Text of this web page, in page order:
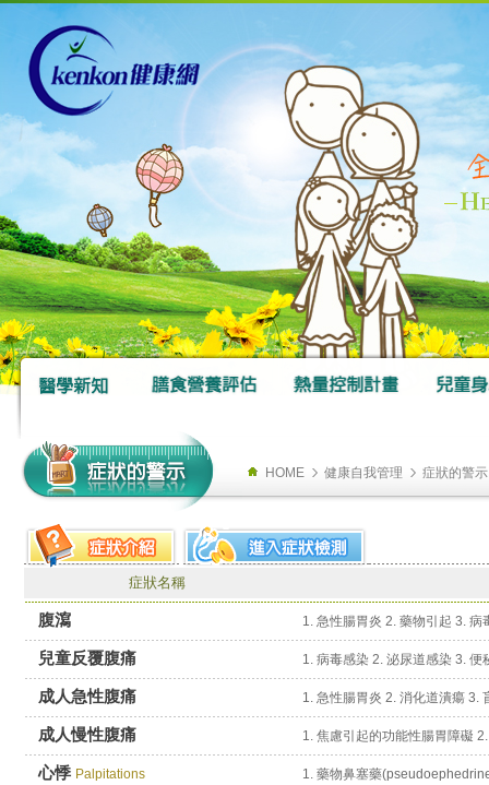
HOME 健康自我管理 症狀的警
症狀名稱
腹瀉 1. 急性腸胃炎 2. 藥物引起 3.
兒童反覆腹痛 1. 病毒感染 2. 泌尿道感染 3.
成人急性腹痛 1. 急性腸胃炎 2. 消化道潰瘍 3.
成人慢性腹痛 1. 焦慮引起的功能性腸胃障礙
心悸 Palpitations 1. 藥物鼻塞藥